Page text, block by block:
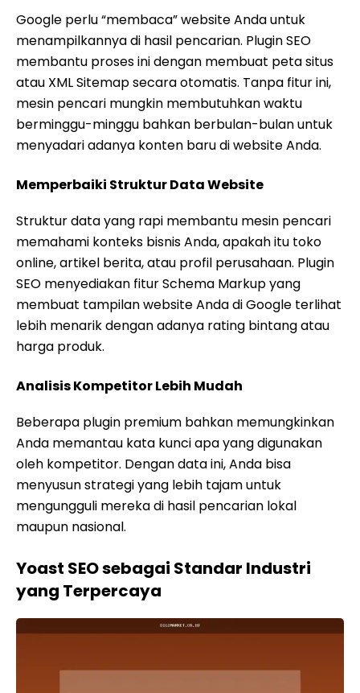
Google perlu “membaca” website Anda untuk
menampilkannya di hasil pencarian. Plugin SEO
membantu proses ini dengan membuat peta situs
atau XML Sitemap secara otomatis. Tanpa fitur ini,
mesin pencari mungkin membutuhkan waktu
berminggu-minggu bahkan berbulan-bulan untuk
menyadari adanya konten baru di website Anda.
Memperbaiki Struktur Data Website
Struktur data yang rapi membantu mesin pencari
memahami konteks bisnis Anda, apakah itu toko
online, artikel berita, atau profil perusahaan. Plugin
SEO menyediakan fitur Schema Markup yang
membuat tampilan website Anda di Google terlihat
lebih menarik dengan adanya rating bintang atau
harga produk.
Analisis Kompetitor Lebih Mudah
Beberapa plugin premium bahkan memungkinkan
Anda memantau kata kunci apa yang digunakan
oleh kompetitor. Dengan data ini, Anda bisa
menyusun strategi yang lebih tajam untuk
mengungguli mereka di hasil pencarian lokal
maupun nasional.
Yoast SEO sebagai Standar Industri
yang Terpercaya